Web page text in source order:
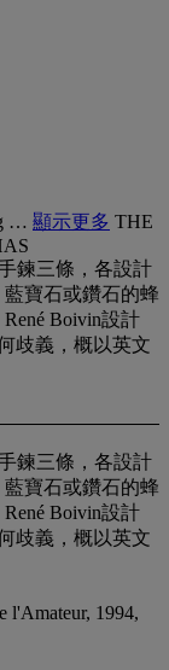
… 顯示更多 THE
鍊三條，各設計
寶石或鑽石的蜂
Boivin設計
歧義，概以英文
鍊三條，各設計
寶石或鑽石的蜂
Boivin設計
歧義，概以英文
l'Amateur, 1994,